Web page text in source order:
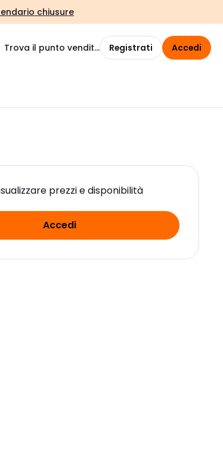
chiusure
Trova il punto vendita Registrati Accedi
prezzi e disponibilità
Accedi